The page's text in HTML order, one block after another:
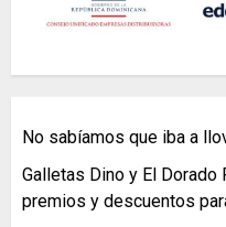
No sabíamos que iba a
Galletas Dino y El Dorado
premios y descuentos